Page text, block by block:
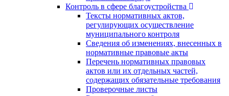
Контроль в сфере благоустройства
Тексты нормативных актов,
регулирующих осуществление
муниципального контроля
Сведения об изменениях, внесенных в
нормативные правовые акты
Перечень нормативных правовых
актов или их отдельных частей,
содержащих обязательные требования
Проверочные листы